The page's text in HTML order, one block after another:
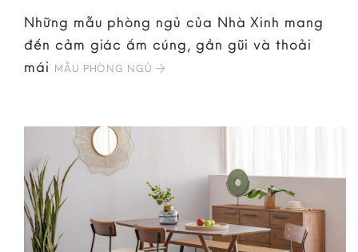
Những mẫu phòng ngủ của Nhà Xinh mang
đến cảm giác ấm cúng, gần gũi và thoải
mái MẪU PHÒNG NGỦ